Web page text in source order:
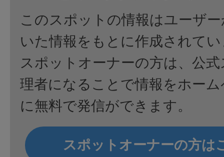
このスポットの情報はユーザ
いた情報をもとに作成されて
スポットオーナーの方は、公
理者になることで情報をホー
に無料で発信ができます。
スポットオーナーの方は